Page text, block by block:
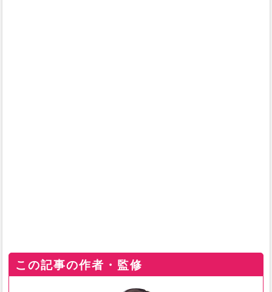
この記事の作者・監修